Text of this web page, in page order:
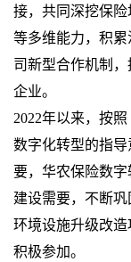
接，共同深挖保
等多维能力，积
司新型合作机制
企业。
2022年以来，按
数字化转型的指
要，华农保险数
建设需要，不断
环境设施升级改
积极参加。